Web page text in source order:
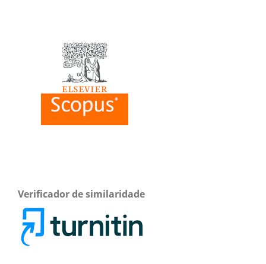
Verificador de similaridade